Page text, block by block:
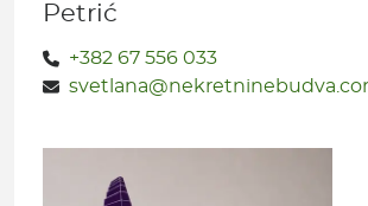
Petrić
+382 67 556 033